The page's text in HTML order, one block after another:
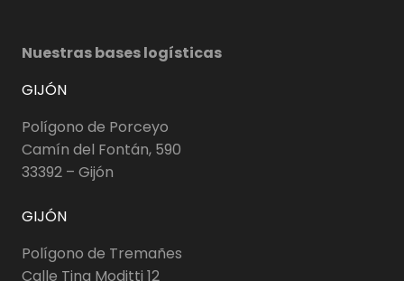
Nuestras bases logísticas
GIJÓN
Polígono de Porceyo
Camín del Fontán, 590
33392 – Gijón
GIJÓN
Polígono de Tremañes
Calle Tina Moditti 12